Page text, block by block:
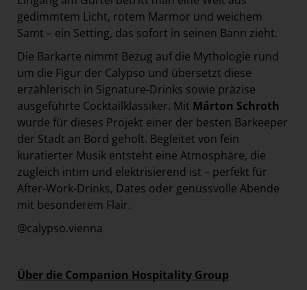
gedimmtem Licht, rotem Marmor und weichem
Samt – ein Setting, das sofort in seinen Bann zieht.
Die Barkarte nimmt Bezug auf die Mythologie rund
um die Figur der Calypso und übersetzt diese
erzählerisch in Signature-Drinks sowie präzise
ausgeführte Cocktailklassiker. Mit Márton Schroth
wurde für dieses Projekt einer der besten Barkeeper
der Stadt an Bord geholt. Begleitet von fein
kuratierter Musik entsteht eine Atmosphäre, die
zugleich intim und elektrisierend ist – perfekt für
After-Work-Drinks, Dates oder genussvolle Abende
mit besonderem Flair.
@calypso.vienna
Über die Companion Hospitality Group